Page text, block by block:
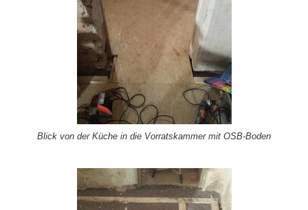
Blick von der Küche in die Vorratskammer mit OSB-Boden